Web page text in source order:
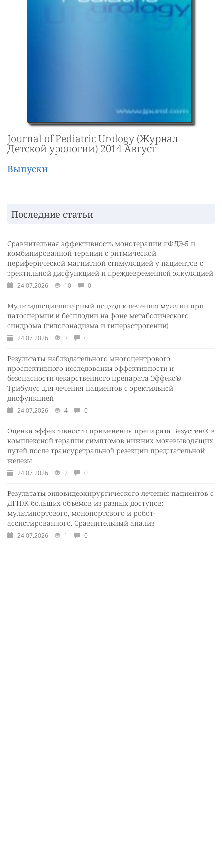
Journal of Pediatric Urology (Журнал
Детской урологии) 2014 Август
Выпуски
Последние статьи
Сравнительная эффективность монотерапии иФДЭ-5 и
комбинированной терапии с ритмической
периферической магнитной стимуляцией у пациентов с
эректильной дисфункцией и преждевременной эякуляцией
24.07.2026 10 0
Мультидисциплинарный подход к лечению мужчин при
патоспермии и бесплодии на фоне метаболического
синдрома (гипогонадизма и гиперэстрогении)
24.07.2026 3 0
Результаты наблюдательного многоцентрового
проспективного исследования эффективности и
безопасности лекарственного препарата Эффекс®
Трибулус для лечения пациентов с эректильной
дисфункцией
24.07.2026 4 0
Оценка эффективности применения препарата Везустен® в
комплексной терапии симптомов нижних мочевыводящих
путей после трансуретральной резекции предстательной
железы
24.07.2026 2 0
Результаты эндовидеохирургического лечения пациентов с
ДГПЖ больших объемов из разных доступов:
мультипортового, монопортового и робот-
ассистированного. Сравнительный анализ
24.07.2026 1 0